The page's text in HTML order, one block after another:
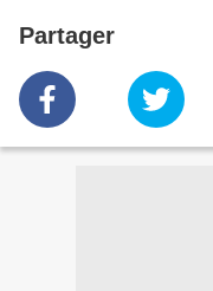
Partager